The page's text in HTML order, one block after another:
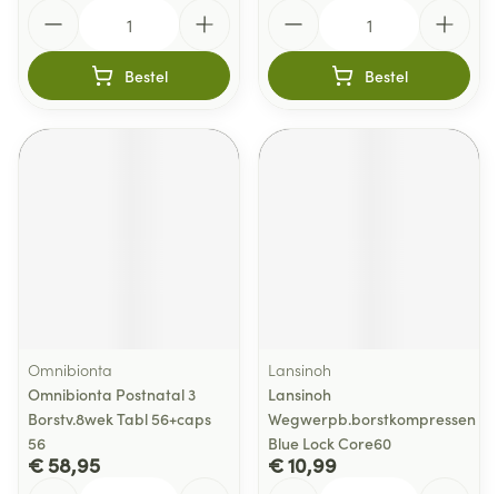
Bestel Bestel
Omnibionta
Omnibionta Postnatal 3
Borstv.8wek Tabl 56+caps
56
€ 58,95
Lansinoh
Lansinoh
Wegwerpb.borstkompressen
Blue Lock Core60
€ 10,99